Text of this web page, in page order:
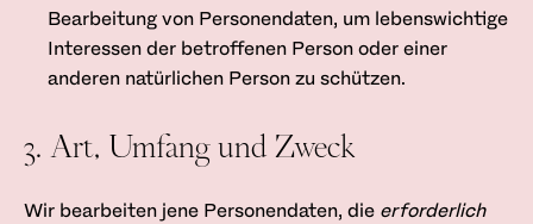
Bearbeitung von Personendaten, um lebenswichtige
Interessen der betroffenen Person oder einer
anderen natürlichen Person zu schützen.
3. Art, Umfang und Zweck
Wir bearbeiten jene Personendaten, die erforderlich